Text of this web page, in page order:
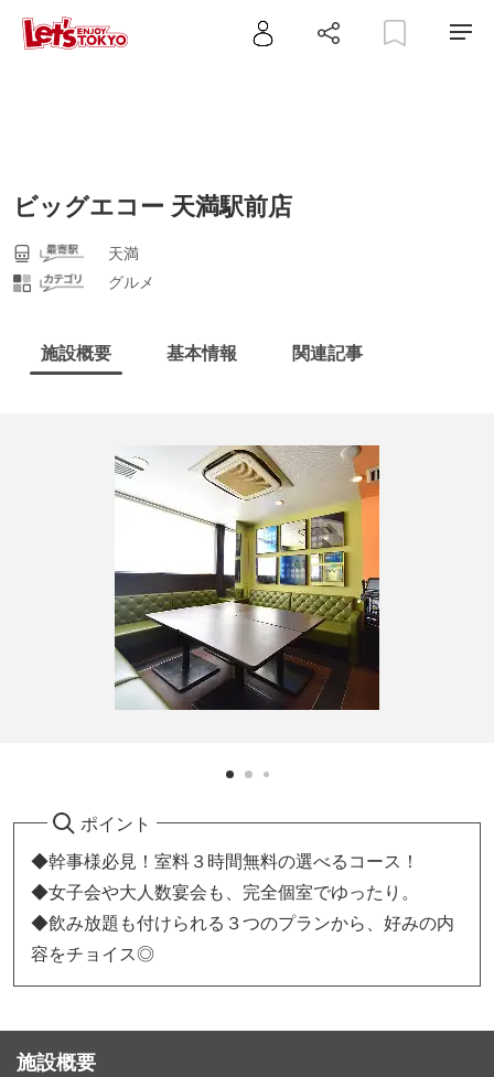
ビッグエコー 天満駅前店
天満
グルメ
施設概要 基本情報 関連記事
ポイント
◆幹事様必見！室料３時間無料の選べるコース！
◆女子会や大人数宴会も、完全個室でゆったり。
◆飲み放題も付けられる３つのプランから、好みの内
容をチョイス◎
施設概要